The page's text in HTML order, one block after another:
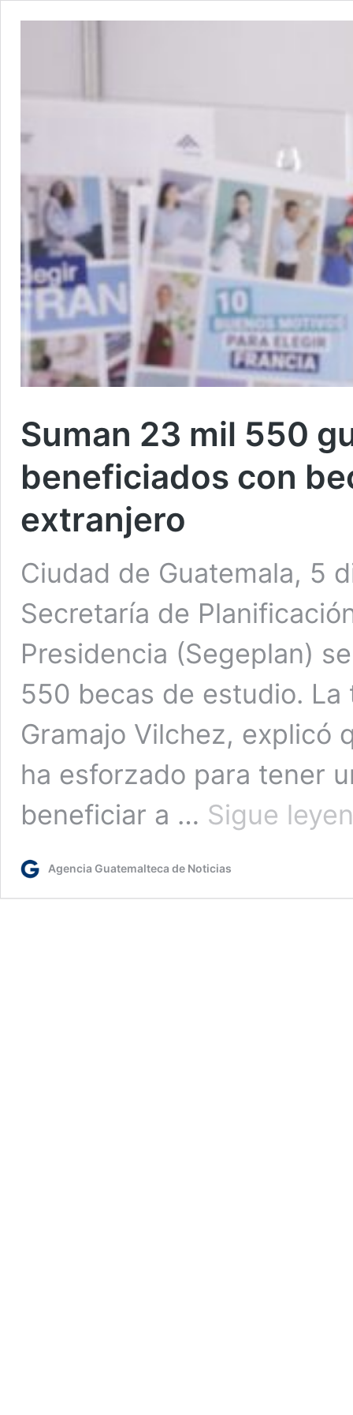
Suman 23 mil 550
beneficiados con
extranjero
Ciudad de Guatemala, 5
Secretaría de
Presidencia (Segeplan)
550 becas de estudio.
Gramajo Vilchez, explicó
ha esforzado para tener
beneficiar a … Sigue
Agencia Guatemalteca de Noticias